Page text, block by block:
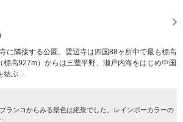
に隣接する公園。雲辺寺は四国88ヶ所中で最も標高
標高927m）からは三豊平野、瀬戸内海をはじめ中国
ぶ...
ランコからみる景色は絶景でした。レインボーカラーの